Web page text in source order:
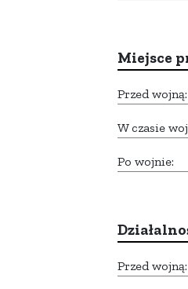
Miejsce
Przed wojną:
W czasie
Po wojnie:
Przed wojną: